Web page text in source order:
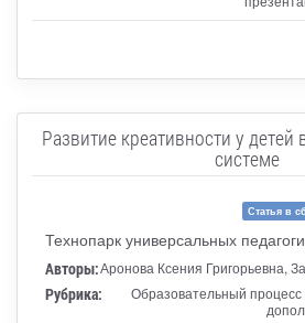
Развитие креативности у детей
системе
Статья в
Технопарк универсальных
Авторы:Аронова Ксения Григорьевна,
Рубрика:
Образовательный процесс